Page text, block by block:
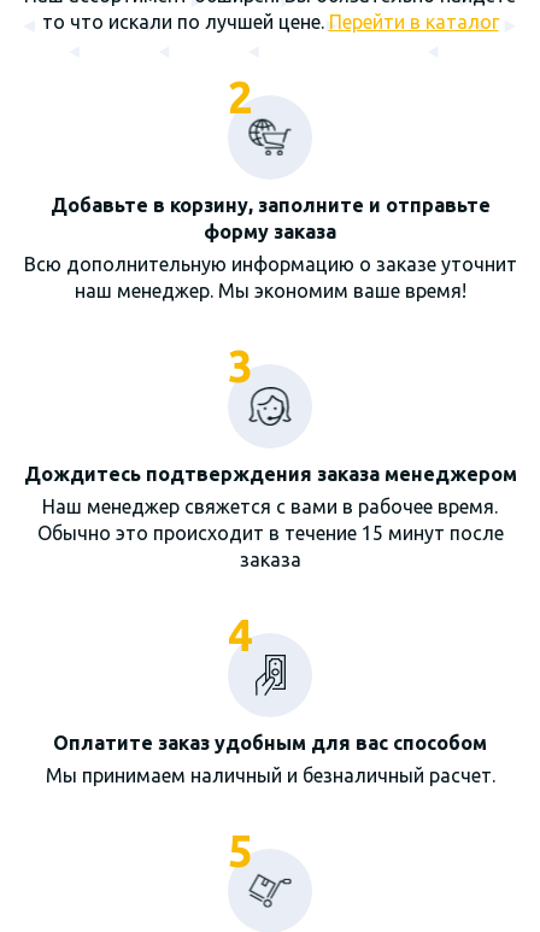
то что искали по лучшей цене. Перейти в каталог
2
Добавьте в корзину, заполните и отправьте
форму заказа
Всю дополнительную информацию о заказе уточнит
наш менеджер. Мы экономим ваше время!
3
Дождитесь подтверждения заказа менеджером
Наш менеджер свяжется с вами в рабочее время.
Обычно это происходит в течение 15 минут после
заказа
4
Оплатите заказ удобным для вас способом
Мы принимаем наличный и безналичный расчет.
5